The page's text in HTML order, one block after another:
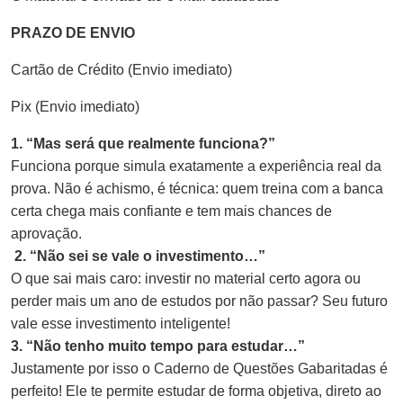
PRAZO DE ENVIO
Cartão de Crédito (Envio imediato)
Pix (Envio imediato)
1. “Mas será que realmente funciona?”
Funciona porque simula exatamente a experiência real da
prova. Não é achismo, é técnica: quem treina com a banca
certa chega mais confiante e tem mais chances de
aprovação.
2. “Não sei se vale o investimento…”
O que sai mais caro: investir no material certo agora ou
perder mais um ano de estudos por não passar? Seu futuro
vale esse investimento inteligente!
3. “Não tenho muito tempo para estudar…”
Justamente por isso o Caderno de Questões Gabaritadas é
perfeito! Ele te permite estudar de forma objetiva, direto ao